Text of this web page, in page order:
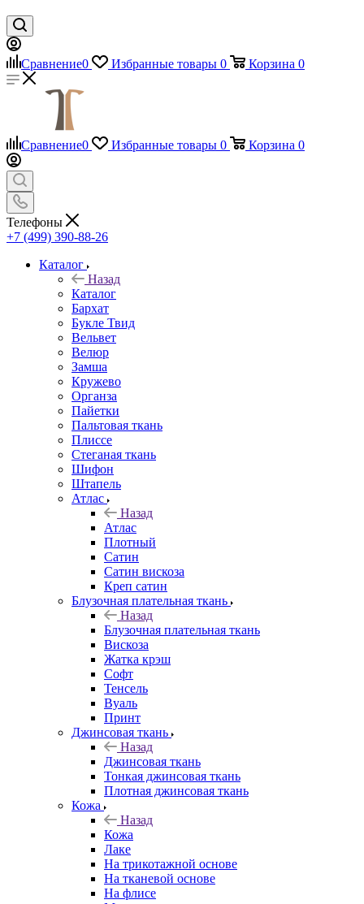
Сравнение0 Избранные товары 0 Корзина 0
Сравнение0 Избранные товары 0 Корзина 0
Телефоны
+7 (499) 390-88-26
Каталог
Назад
Каталог
Бархат
Букле Твид
Вельвет
Велюр
Замша
Кружево
Органза
Пайетки
Пальтовая ткань
Плиссе
Стеганая ткань
Шифон
Штапель
Атлас
Назад
Атлас
Плотный
Сатин
Сатин вискоза
Креп сатин
Блузочная плательная ткань
Назад
Блузочная плательная ткань
Вискоза
Жатка крэш
Софт
Тенсель
Вуаль
Принт
Джинсовая ткань
Назад
Джинсовая ткань
Тонкая джинсовая ткань
Плотная джинсовая ткань
Кожа
Назад
Кожа
Лаке
На трикотажной основе
На тканевой основе
На флисе